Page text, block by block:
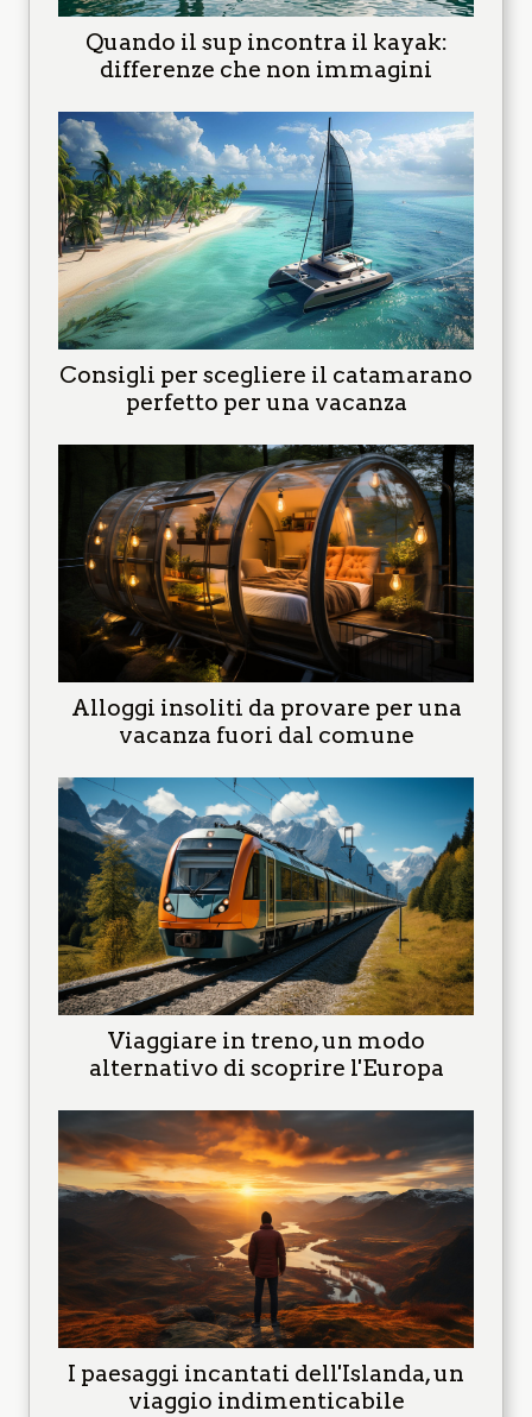
Quando il sup incontra il kayak:
differenze che non immagini
Consigli per scegliere il catamarano
perfetto per una vacanza
Alloggi insoliti da provare per una
vacanza fuori dal comune
Viaggiare in treno, un modo
alternativo di scoprire l'Europa
I paesaggi incantati dell'Islanda, un
viaggio indimenticabile